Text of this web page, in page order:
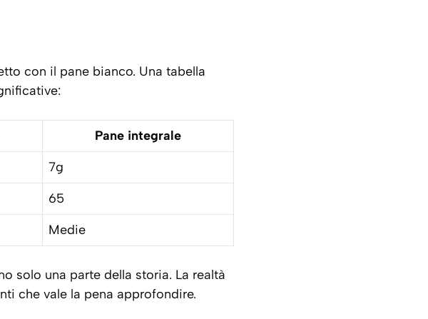
con il pane bianco. Una tabella
Pane integrale
7g
65
Medie
solo una parte della storia. La realtà
che vale la pena approfondire.